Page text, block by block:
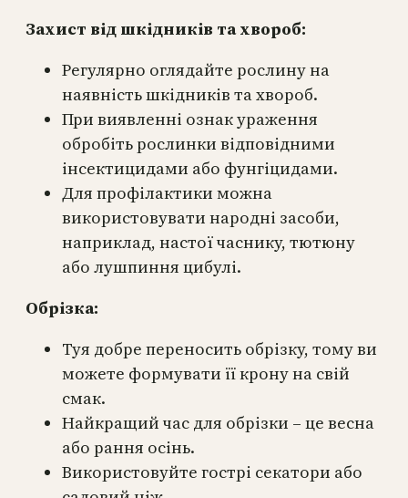
Захист від шкідників та хвороб:
Регулярно оглядайте рослину на
наявність шкідників та хвороб.
При виявленні ознак ураження
обробіть рослинки відповідними
інсектицидами або фунгіцидами.
Для профілактики можна
використовувати народні засоби,
наприклад, настої часнику, тютюну
або лушпиння цибулі.
Обрізка:
Туя добре переносить обрізку, тому ви
можете формувати її крону на свій
смак.
Найкращий час для обрізки – це весна
або рання осінь.
Використовуйте гострі секатори або